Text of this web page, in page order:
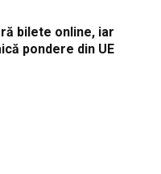
bilete online, iar
pondere din UE